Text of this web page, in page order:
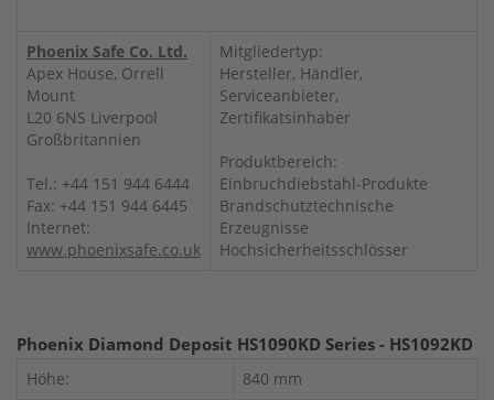
Phoenix Safe Co. Ltd.
Apex House, Orrell
Mount
L20 6NS Liverpool
Großbritannien
Tel.: +44 151 944 6444
Fax: +44 151 944 6445
Internet:
www.phoenixsafe.co.uk
Mitgliedertyp:
Hersteller, Händler,
Serviceanbieter,
Zertifikatsinhaber
Produktbereich:
Einbruchdiebstahl-Produkte
Brandschutztechnische
Erzeugnisse
Hochsicherheitsschlösser
Phoenix Diamond Deposit HS1090KD Series - HS1092KD
Höhe:
840 mm